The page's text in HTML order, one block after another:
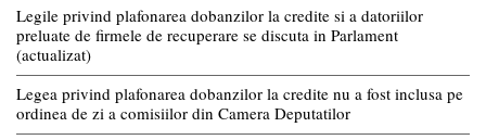
Legile privind plafonarea dobanzilor la credite si a datoriilor
preluate de firmele de recuperare se discuta in Parlament
(actualizat)
Legea privind plafonarea dobanzilor la credite nu a fost inclusa pe
ordinea de zi a comisiilor din Camera Deputatilor